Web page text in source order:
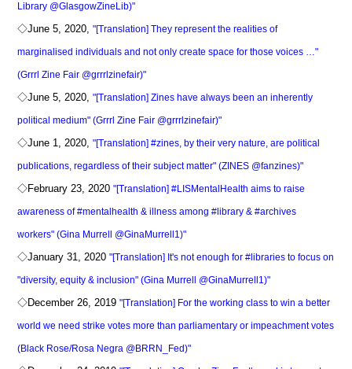
Library @GlasgowZineLib)"
◇June 5, 2020,"[Translation] They represent the realities of
marginalised individuals and not only create space for those voices …"
(Grrrl Zine Fair @grrrlzinefair)"
◇June 5, 2020,"[Translation] Zines have always been an inherently
political medium" (Grrrl Zine Fair @grrrlzinefair)"
◇June 1, 2020,"[Translation] #zines, by their very nature, are political
publications, regardless of their subject matter" (ZINES @fanzines)"
◇February 23, 2020"[Translation] #LISMentalHealth aims to raise
awareness of #mentalhealth & illness among #library & #archives
workers" (Gina Murrell @GinaMurrell1)"
◇January 31, 2020"[Translation] It's not enough for #libraries to focus on
"diversity, equity & inclusion" (Gina Murrell @GinaMurrell1)"
◇December 26, 2019"[Translation] For the working class to win a better
world we need strike votes more than parliamentary or impeachment votes
(Black Rose/Rosa Negra @BRRN_Fed)"